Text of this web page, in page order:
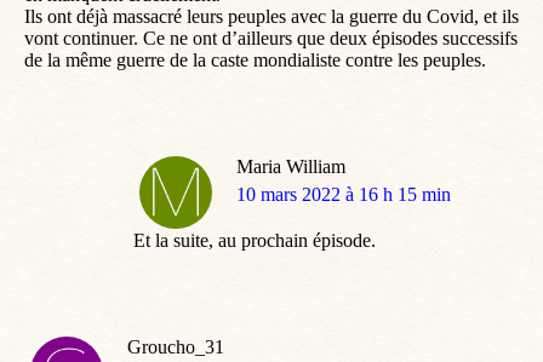
Ils ont déjà massacré leurs peuples avec la guerre du Covid, et ils
vont continuer. Ce ne ont d’ailleurs que deux épisodes successifs
de la même guerre de la caste mondialiste contre les peuples.
Maria William
dit
10 mars 2022 à 16 h 15 min
Et la suite, au prochain épisode.
Groucho_31